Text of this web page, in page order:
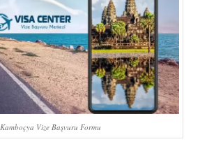
Kamboçya Vize Başvuru Formu